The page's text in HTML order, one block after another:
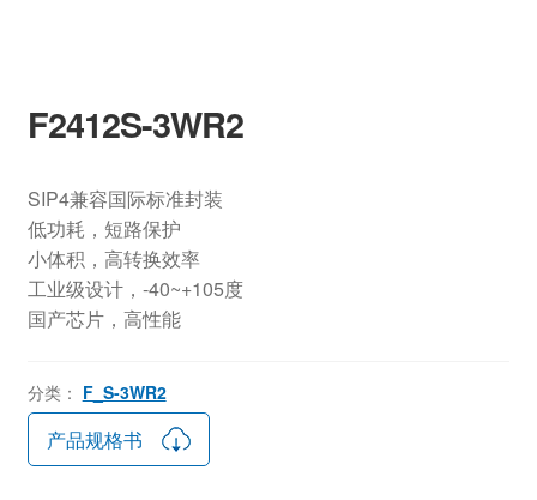
F2412S-3WR2
SIP4兼容国际标准封装
低功耗，短路保护
小体积，高转换效率
工业级设计，-40~+105度
国产芯片，高性能
分类： F_S-3WR2
产品规格书